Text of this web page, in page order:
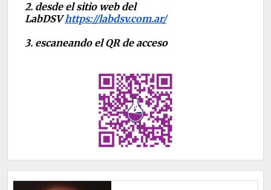
2. desde el sitio web del
LabDSVhttps://labdsv.com.ar/
3. escaneando el QR de acceso